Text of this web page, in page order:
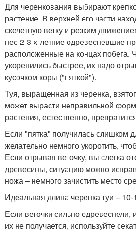
Для черенкования выбирают
растение. В верхней его части
скелетную ветку и резким
нее 2-3-х-летние одревесневшие
расположенные на концах побега.
укоренились быстрее, их надо
кусочком коры ("пяткой").
Туя, выращенная из черенка,
может вырасти неправильной
растения, естественно,
Если "пятка" получилась слишком
желательно немного укоротить,
Если отрывая веточку, вы слегка
древесины, ситуацию можно
ножа – немного зачистить место
Идеальная длина черенка туи – 10-
Если веточки сильно одревеснели,
их не получается, используйте